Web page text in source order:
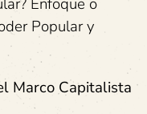
Popular y
Marco Capitalista